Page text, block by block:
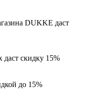
DUKKE даст
даст скидку 15%
до 15%